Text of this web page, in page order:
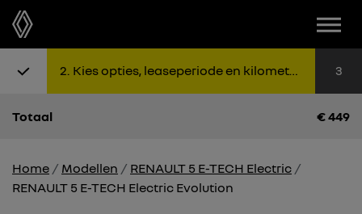
Stap 1: Kies uitvoering
2 Kies opties, leaseperiode en kilometers Stap 2:
3
Totaal €449
Home Modellen
RENAULT 5 E-TECH Electric
RENAULT 5 E-TECH Electric Evolution